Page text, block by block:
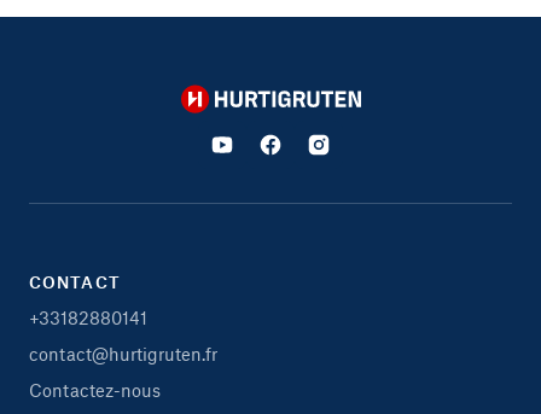
Hurtigruten
CONTACT
+33182880141
contact@hurtigruten.fr
Contactez-nous